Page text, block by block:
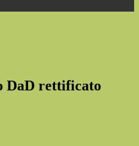
DaD rettificato